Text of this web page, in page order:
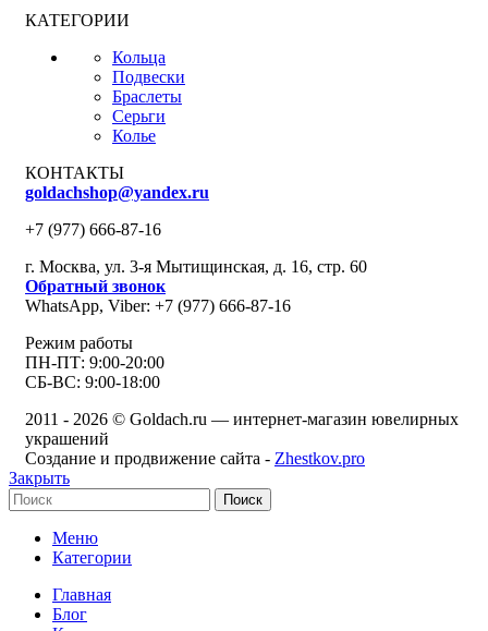
КАТЕГОРИИ
Кольца
Подвески
Браслеты
Серьги
Колье
КОНТАКТЫ
goldachshop@yandex.ru
+7 (977) 666-87-16
г. Москва, ул. 3-я Мытищинская, д. 16, стр. 60
Обратный звонок
WhatsApp, Viber: +7 (977) 666-87-16
Режим работы
ПН-ПТ: 9:00-20:00
СБ-ВС: 9:00-18:00
2011 - 2026 © Goldach.ru — интернет-магазин ювелирных
украшений
Создание и продвижение сайта - Zhestkov.pro
Закрыть
Поиск
Меню
Категории
Главная
Блог